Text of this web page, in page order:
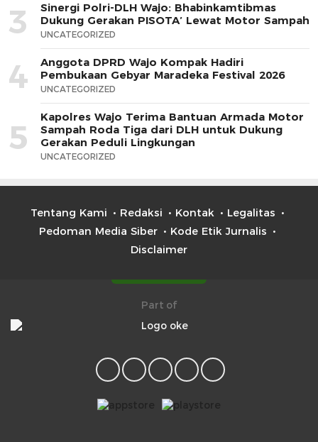
3
Sinergi Polri-DLH Wajo: Bhabinkamtibmas
Dukung Gerakan PISOTA’ Lewat Motor Sampah
UNCATEGORIZED
4
Anggota DPRD Wajo Kompak Hadiri
Pembukaan Gebyar Maradeka Festival 2026
UNCATEGORIZED
5
Kapolres Wajo Terima Bantuan Armada Motor
Sampah Roda Tiga dari DLH untuk Dukung
Gerakan Peduli Lingkungan
UNCATEGORIZED
Tentang Kami Redaksi Kontak
Legalitas
Pedoman Media Siber
Kode Etik Jurnalis
Disclaimer
Part of